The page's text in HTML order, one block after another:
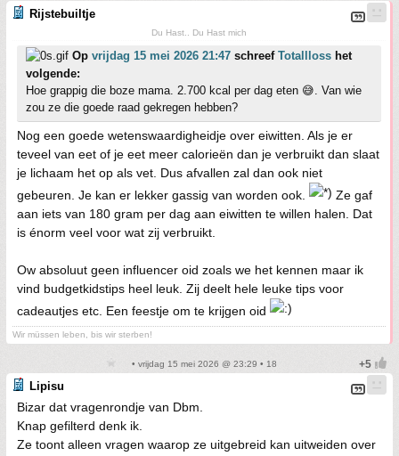
Rijstebuiltje
Du Hast.. Du Hast mich
Op vrijdag 15 mei 2026 21:47 schreef Totallloss het
volgende:
Hoe grappig die boze mama. 2.700 kcal per dag eten 😅. Van wie
zou ze die goede raad gekregen hebben?
Nog een goede wetenswaardigheidje over eiwitten. Als je er
teveel van eet of je eet meer calorieën dan je verbruikt dan slaat
je lichaam het op als vet. Dus afvallen zal dan ook niet
gebeuren. Je kan er lekker gassig van worden ook.
Ze gaf
aan iets van 180 gram per dag aan eiwitten te willen halen. Dat
is énorm veel voor wat zij verbruikt.
Ow absoluut geen influencer oid zoals we het kennen maar ik
vind budgetkidstips heel leuk. Zij deelt hele leuke tips voor
cadeautjes etc. Een feestje om te krijgen oid
Wir müssen leben, bis wir sterben!
• vrijdag 15 mei 2026 @ 23:29 • 18
Lipisu
Bizar dat vragenrondje van Dbm.
Knap gefilterd denk ik.
Ze toont alleen vragen waarop ze uitgebreid kan uitweiden over